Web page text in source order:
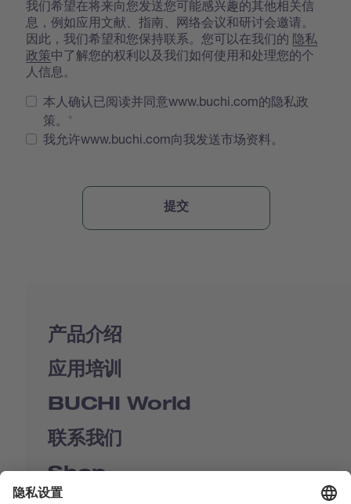
我们希望在将来向您发送您可能感兴趣的其他相关信
息，例如应用文献、指南、网络会议和研讨会邀请。
因此，我们希望和您保持联系。您可以在我们的 隐私
政策中了解您的权利以及我们如何使用和处理您的个
人信息。
本人确认已阅读并同意www.buchi.com的隐私政
策。
我允许www.buchi.com向我发送市场资料。
产品介绍
应用培训
BUCHI World
联系我们
Shop